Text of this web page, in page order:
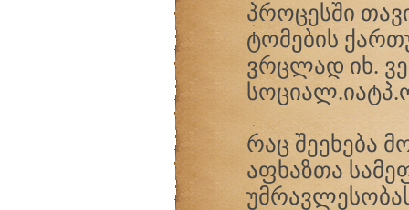
პროცესში
ტომების
ვრცლად იხ.
რაც შეეხება
აფხაზთა